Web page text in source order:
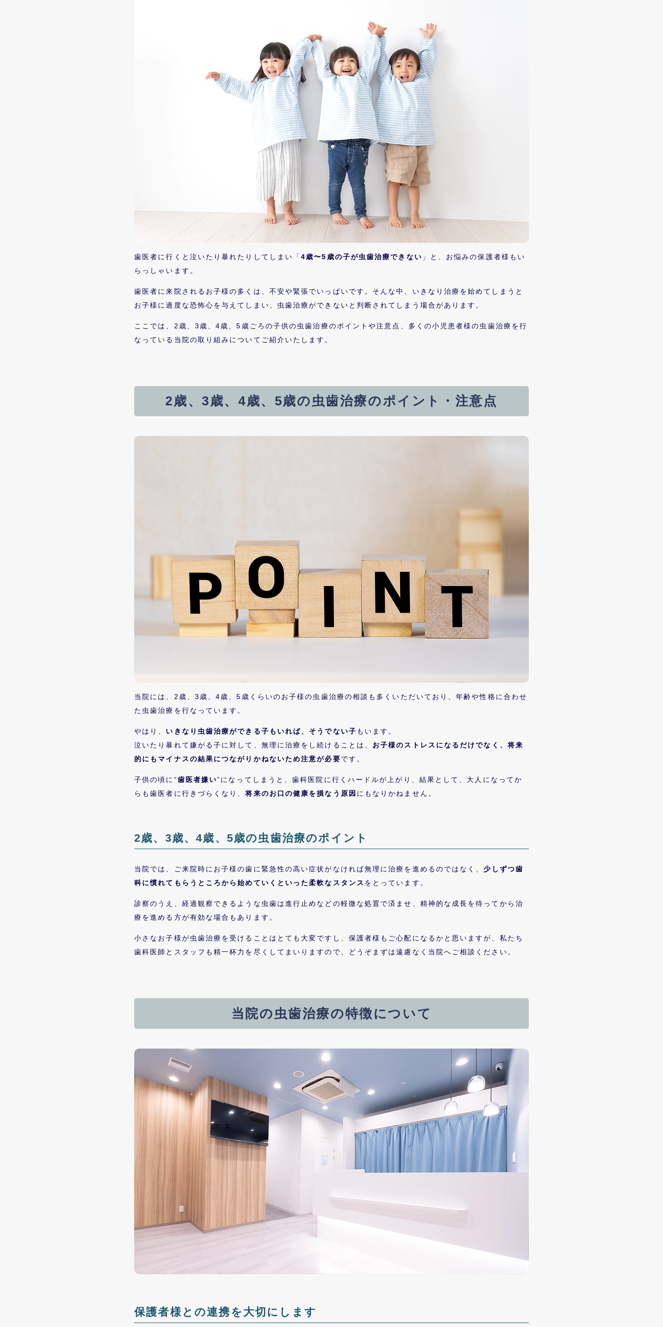
歯医者に行くと泣いたり暴れたりしてしまい「4歳〜5歳の子が虫歯治療できない 」と、お悩みの保護者様もい
らっしゃいます。
歯医者に来院されるお子様の多くは、不安や緊張でいっぱいです。そんな中、いきなり治療を始めてしまうと
お子様に過度な恐怖心を与えてしまい、虫歯治療ができないと判断されてしまう場合があります。
ここでは、2歳、3歳、4歳、5歳ごろの子供の虫歯治療のポイントや注意点、多くの小児患者様の虫歯治療を行
なっている当院の取り組みについてご紹介いたします。
2歳、3歳、4歳、5歳の 虫歯治療のポイント・注意点
当院には、2歳、3歳、4歳、5歳くらいのお子様の虫歯治療の相談も多くいただいており、年齢や性格に合わせ
た虫歯治療を行なっています。
やはり、 いきなり虫歯治療ができる子もいれば、そうでない子 もいます。
泣いたり暴れて嫌がる子に対して、無理に治療をし続けることは、 お子様のストレスになるだけでなく、将来
的にもマイナスの結果につながりかねないため注意が必要です。
子供の頃に“歯医者嫌い”になってしまうと、歯科医院に行くハードルが上がり、結果として、大人になってか
らも歯医者に行きづらくなり、将来のお口の健康を損なう原因 にもなりかねません。
2歳、3歳、4歳、5歳の虫歯治療のポイント
当院では、ご来院時にお子様の歯に緊急性の高い症状がなければ無理に治療を進めるのではなく、少しずつ歯
科に慣れてもらうところから始めていくといった柔軟なスタンス をとっています。
診察のうえ、経過観察できるような虫歯は進行止めなどの軽微な処置で済ませ、精神的な成長を待ってから治
療を進める方が有効な場合もあります。
小さなお子様が虫歯治療を受けることはとても大変ですし、保護者様もご心配になるかと思いますが、私たち
歯科医師とスタッフも精一杯力を尽くしてまいりますので、どうぞまずは遠慮なく当院へご相談ください。
当院の虫歯治療の特徴について
保護者様との連携を大切にします